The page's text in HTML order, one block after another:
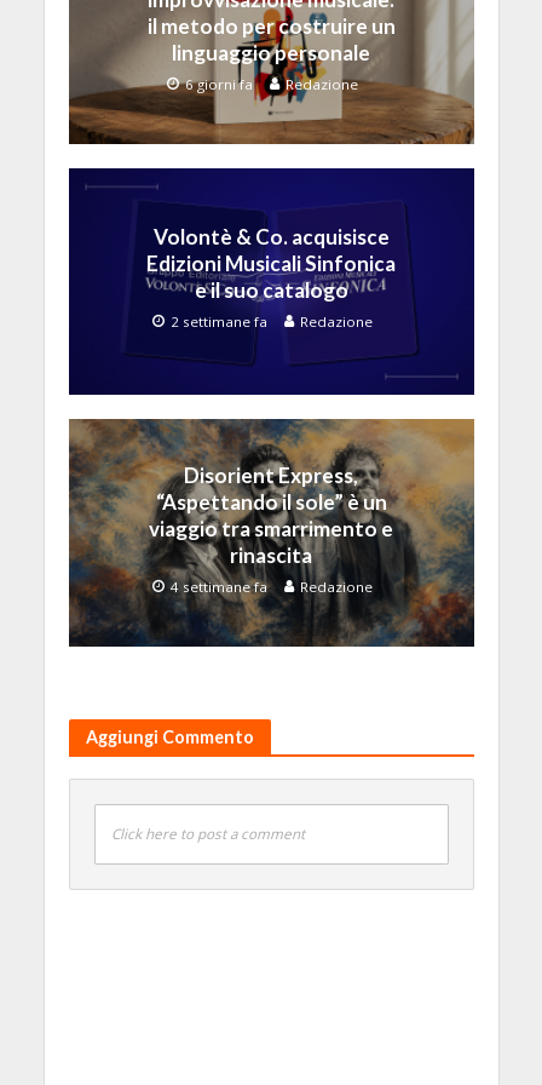
il metodo per costruire un
linguaggio personale
6 giorni fa Redazione
Volontè & Co. acquisisce
Edizioni Musicali Sinfonica
e il suo catalogo
2 settimane fa Redazione
Disorient Express,
“Aspettando il sole” è un
viaggio tra smarrimento e
rinascita
4 settimane fa Redazione
Aggiungi Commento
Click here to post a comment